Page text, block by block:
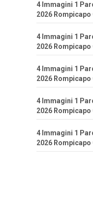
4 Immagini 1
2026
4 Immagini 1
2026
4 Immagini 1
2026
4 Immagini 1
2026
4 Immagini 1
2026